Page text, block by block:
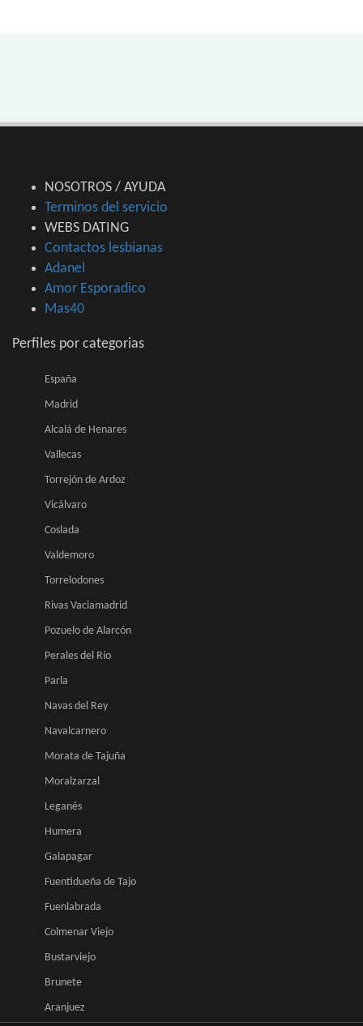
NOSOTROS / AYUDA
Terminos del servicio
WEBS DATING
Contactos lesbianas
Adanel
Amor Esporadico
Mas40
Perfiles por categorias
España
Madrid
Alcalá de Henares
Vallecas
Torrejón de Ardoz
Vicálvaro
Coslada
Valdemoro
Torrelodones
Rivas Vaciamadrid
Pozuelo de Alarcón
Perales del Río
Parla
Navas del Rey
Navalcarnero
Morata de Tajuña
Moralzarzal
Leganés
Humera
Galapagar
Fuentidueña de Tajo
Fuenlabrada
Colmenar Viejo
Bustarviejo
Brunete
Aranjuez